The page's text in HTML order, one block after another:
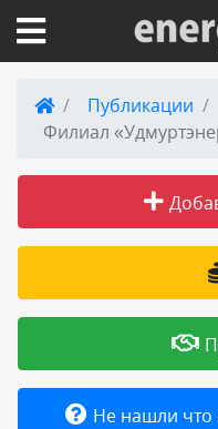
Вход на сайт
Публикации
Товары и
Публикации
Не нашли что